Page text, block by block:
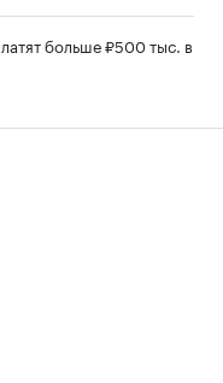
больше ₽500 тыс. в